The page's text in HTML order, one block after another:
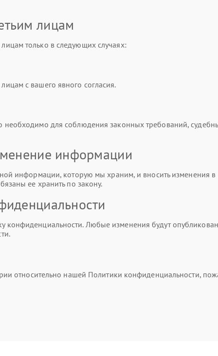
лицам
только в следующих случаях:
с вашего явного согласия.
для соблюдения законных требований,
информации
информации, которую мы храним, и вносить изменения
ее хранить по закону.
Любые изменения будут
относительно нашей Политики конфиденциальности,